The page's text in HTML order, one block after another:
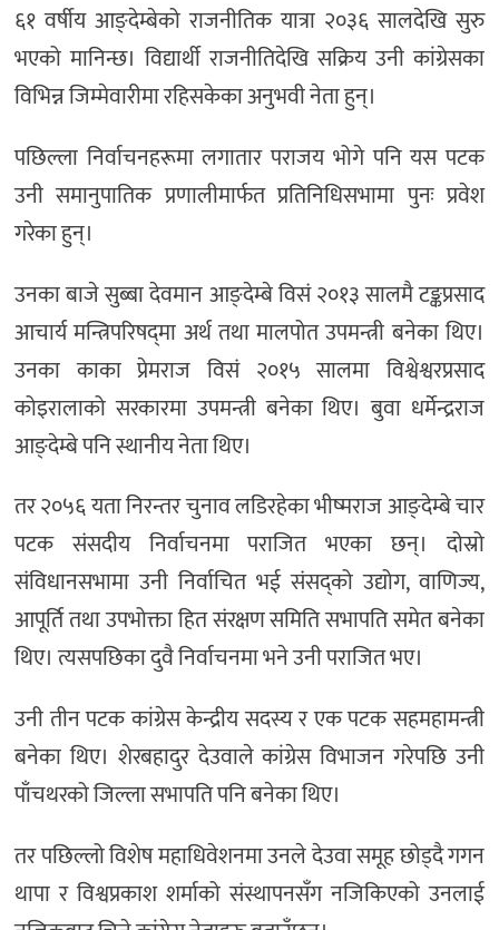
६१ वर्षीय आङ्देम्बेको राजनीतिक यात्रा २०३६ सालदेखि सुरु
भएको मानिन्छ। विद्यार्थी राजनीतिदेखि सक्रिय उनी कांग्रेसका
विभिन्न जिम्मेवारीमा रहिसकेका अनुभवी नेता हुन्।
पछिल्ला निर्वाचनहरूमा लगातार पराजय भोगे पनि यस पटक
उनी समानुपातिक प्रणालीमार्फत प्रतिनिधिसभामा पुनः प्रवेश
गरेका हुन्।
उनका बाजे सुब्बा देवमान आङ्देम्बे विसं २०१३ सालमै टङ्कप्रसाद
आचार्य मन्त्रिपरिषद्‌मा अर्थ तथा मालपोत उपमन्त्री बनेका थिए।
उनका काका प्रेमराज विसं २०१५ सालमा विश्वेश्वरप्रसाद
कोइरालाको सरकारमा उपमन्त्री बनेका थिए। बुवा धर्मेन्द्रराज
आङ्देम्बे पनि स्थानीय नेता थिए।
तर २०५६ यता निरन्तर चुनाव लडिरहेका भीष्मराज आङ्देम्बे चार
पटक संसदीय निर्वाचनमा पराजित भएका छन्। दोस्रो
संविधानसभामा उनी निर्वाचित भई संसद्को उद्योग, वाणिज्य,
आपूर्ति तथा उपभोक्ता हित संरक्षण समिति सभापति समेत बनेका
थिए। त्यसपछिका दुवै निर्वाचनमा भने उनी पराजित भए।
उनी तीन पटक कांग्रेस केन्द्रीय सदस्य र एक पटक सहमहामन्त्री
बनेका थिए। शेरबहादुर देउवाले कांग्रेस विभाजन गरेपछि उनी
पाँचथरको जिल्ला सभापति पनि बनेका थिए।
तर पछिल्लो विशेष महाधिवेशनमा उनले देउवा समूह छोड्दै गगन
थापा र विश्वप्रकाश शर्माको संस्थापनसँग नजिकिएको उनलाई